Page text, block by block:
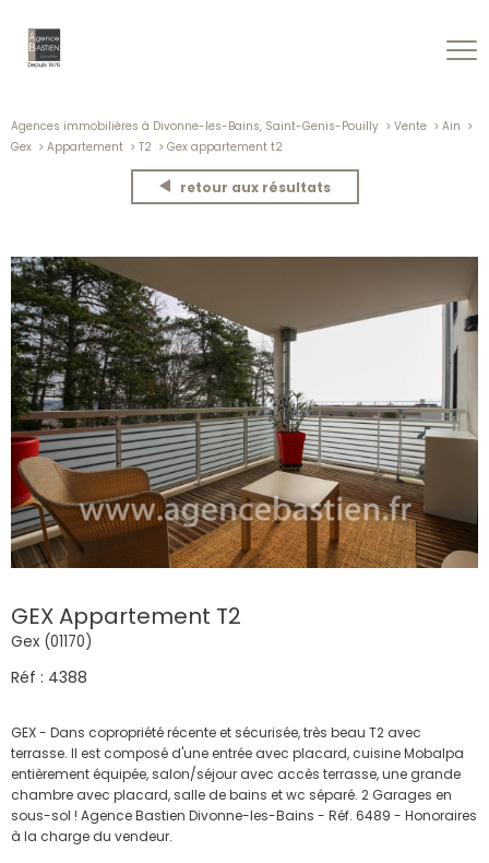
Agences immobilières à Divonne-les-Bains, Saint-Genis-Pouilly Vente
Ain
Gex
Appartement T2 Gex appartement t2
retour aux résultats
GEX Appartement T2
Gex (01170)
Réf : 4388
GEX - Dans copropriété récente et sécurisée, très beau T2 avec
terrasse. Il est composé d'une entrée avec placard, cuisine Mobalpa
entièrement équipée, salon/séjour avec accès terrasse, une grande
chambre avec placard, salle de bains et wc séparé. 2 Garages en
sous-sol ! Agence Bastien Divonne-les-Bains - Réf. 6489 - Honoraires